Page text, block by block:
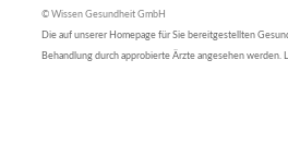
© Wissen Gesundheit GmbH
Die auf unserer Homepage für Sie bereitgestellten
Behandlung durch approbierte Ärzte angesehen